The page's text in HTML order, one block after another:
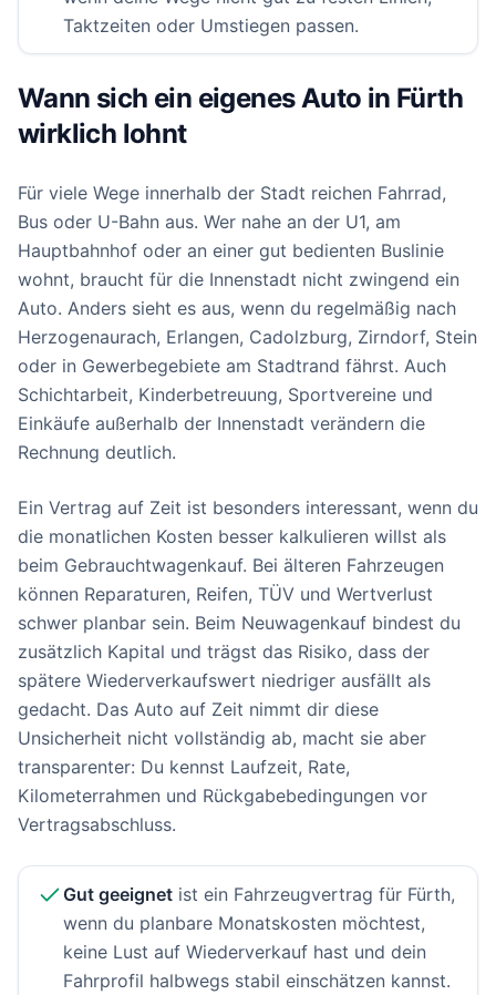
Taktzeiten oder Umstiegen passen.
Wann sich ein eigenes Auto in Fürth
wirklich lohnt
Für viele Wege innerhalb der Stadt reichen Fahrrad,
Bus oder U-Bahn aus. Wer nahe an der U1, am
Hauptbahnhof oder an einer gut bedienten Buslinie
wohnt, braucht für die Innenstadt nicht zwingend ein
Auto. Anders sieht es aus, wenn du regelmäßig nach
Herzogenaurach, Erlangen, Cadolzburg, Zirndorf, Stein
oder in Gewerbegebiete am Stadtrand fährst. Auch
Schichtarbeit, Kinderbetreuung, Sportvereine und
Einkäufe außerhalb der Innenstadt verändern die
Rechnung deutlich.
Ein Vertrag auf Zeit ist besonders interessant, wenn du
die monatlichen Kosten besser kalkulieren willst als
beim Gebrauchtwagenkauf. Bei älteren Fahrzeugen
können Reparaturen, Reifen, TÜV und Wertverlust
schwer planbar sein. Beim Neuwagenkauf bindest du
zusätzlich Kapital und trägst das Risiko, dass der
spätere Wiederverkaufswert niedriger ausfällt als
gedacht. Das Auto auf Zeit nimmt dir diese
Unsicherheit nicht vollständig ab, macht sie aber
transparenter: Du kennst Laufzeit, Rate,
Kilometerrahmen und Rückgabebedingungen vor
Vertragsabschluss.
Gut geeignet ist ein Fahrzeugvertrag für Fürth,
wenn du planbare Monatskosten möchtest,
keine Lust auf Wiederverkauf hast und dein
Fahrprofil halbwegs stabil einschätzen kannst.